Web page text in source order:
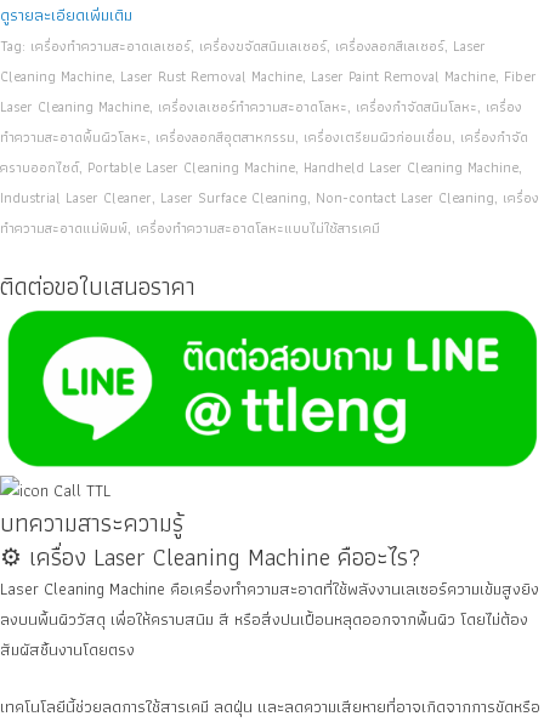
ดูรายละเอียดเพิ่มเติม
Tag: เครื่องทำความสะอาดเลเซอร์, เครื่องขจัดสนิมเลเซอร์, เครื่องลอกสีเลเซอร์, Laser
Cleaning Machine, Laser Rust Removal Machine, Laser Paint Removal Machine, Fiber
Laser Cleaning Machine, เครื่องเลเซอร์ทำความสะอาดโลหะ, เครื่องกำจัดสนิมโลหะ, เครื่อง
ทำความสะอาดพื้นผิวโลหะ, เครื่องลอกสีอุตสาหกรรม, เครื่องเตรียมผิวก่อนเชื่อม, เครื่องกำจัด
คราบออกไซด์, Portable Laser Cleaning Machine, Handheld Laser Cleaning Machine,
Industrial Laser Cleaner, Laser Surface Cleaning, Non-contact Laser Cleaning, เครื่อง
ทำความสะอาดแม่พิมพ์, เครื่องทำความสะอาดโลหะแบบไม่ใช้สารเคมี
ติดต่อขอใบเสนอราคา
บทความสาระความรู้
⚙️ เครื่อง Laser Cleaning Machine คืออะไร?
Laser Cleaning Machine คือเครื่องทำความสะอาดที่ใช้พลังงานเลเซอร์ความเข้มสูงยิง
ลงบนพื้นผิววัสดุ เพื่อให้คราบสนิม สี หรือสิ่งปนเปื้อนหลุดออกจากพื้นผิว โดยไม่ต้อง
สัมผัสชิ้นงานโดยตรง
เทคโนโลยีนี้ช่วยลดการใช้สารเคมี ลดฝุ่น และลดความเสียหายที่อาจเกิดจากการขัดหรือ